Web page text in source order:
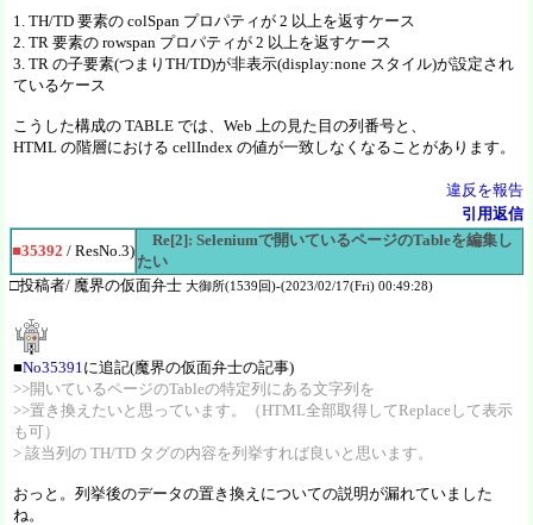
1. TH/TD 要素の colSpan プロパティが 2 以上を返すケース
2. TR 要素の rowspan プロパティが 2 以上を返すケース
3. TR の子要素(つまりTH/TD)が非表示(display:none スタイル)が設定され
ているケース
こうした構成の TABLE では、Web 上の見た目の列番号と、
HTML の階層における cellIndex の値が一致しなくなることがあります。
違反を報告
引用返信
■35392 / ResNo.3)
Re[2]: Seleniumで開いているページのTableを編集し
たい
□投稿者/ 魔界の仮面弁士 大御所(1539回)-(2023/02/17(Fri) 00:49:28)
■No35391 に追記(魔界の仮面弁士の記事)
>>開いているページのTableの特定列にある文字列を
>>置き換えたいと思っています。（HTML全部取得してReplaceして表示
も可）
> 該当列の TH/TD タグの内容を列挙すれば良いと思います。
おっと。列挙後のデータの置き換えについての説明が漏れていました
ね。